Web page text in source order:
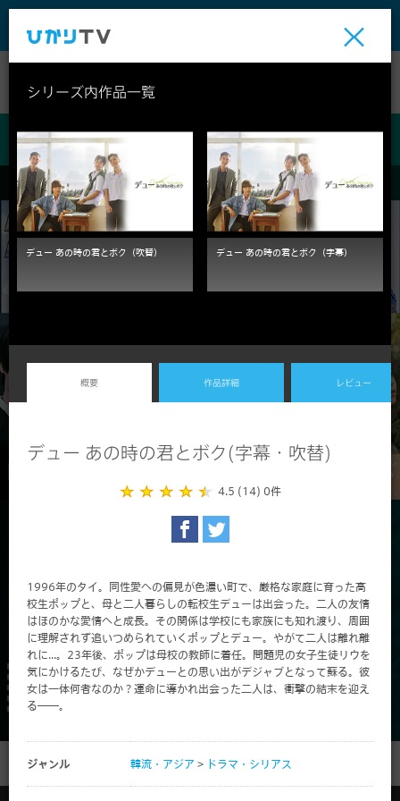
ビデオ
シリーズ内作品一覧
デュー あの時の君とボク（吹替） デュー あの時の君とボク（字幕）
概要 作品詳細 レビュー
デュー あの時の君とボク(字幕・吹替)
4.5 (14) 0件
1996年のタイ。同性愛への偏見が色濃い町で、厳格な家庭に育った高
校生ポップと、母と二人暮らしの転校生デューは出会った。二人の友情
はほのかな愛情へと成長。その関係は学校にも家族にも知れ渡り、周囲
に理解されず追いつめられていくポップとデュー。やがて二人は離れ離
れに...。23年後、ポップは母校の教師に着任。問題児の女子生徒リウを
気にかけるたび、なぜかデューとの思い出がデジャブとなって蘇る。彼
女は一体何者なのか？運命に導かれ出会った二人は、衝撃の結末を迎え
る──。
ジャンル 韓流・アジア > ドラマ・シリアス